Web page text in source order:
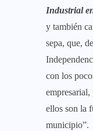
Industrial
y también
sepa, que,
con los
empresarial,
ellos son la
municipio”.